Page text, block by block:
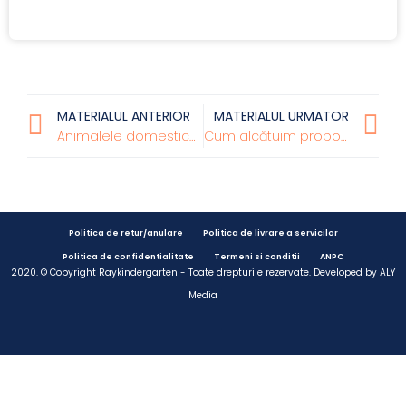
MATERIALUL ANTERIOR
Animalele domestice și puii lor
MATERIALUL URMATOR
Cum alcătuim propoziții simple?
Politica de retur/anulare Politica de livrare a servicilor
Politica de confidentialitate Termeni si conditii ANPC
2020. © Copyright Raykindergarten - Toate drepturile rezervate. Developed by ALY
Media